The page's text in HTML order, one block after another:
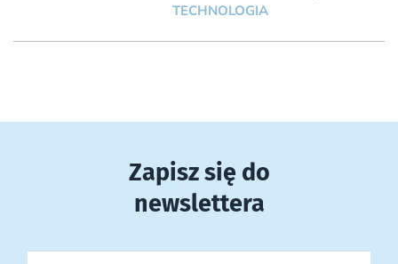
TECHNOLOGIA
Zapisz się do
newslettera